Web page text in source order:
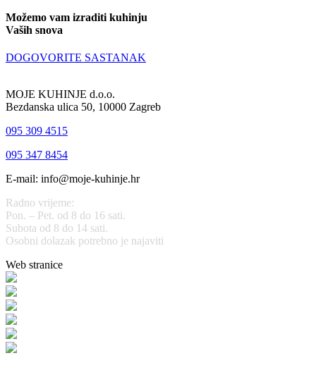
Možemo vam izraditi kuhinju
Vaših snova
DOGOVORITE SASTANAK
MOJE KUHINJE d.o.o.
Bezdanska ulica 50, 10000 Zagreb
095 309 4515
095 347 8454
E-mail: info@moje-kuhinje.hr
Radno vrijeme:
Pon. – Pet. od 8 do 16 sati.
Subota od 8 do 14 sati.
Osobni dolazak potrebno je najaviti
Web stranice